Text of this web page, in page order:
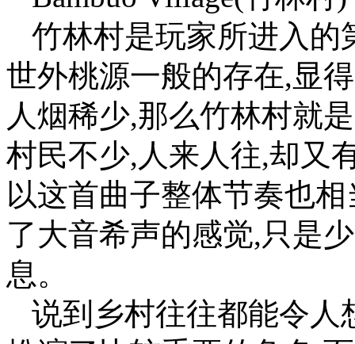
竹林村是玩家所进入的
世外桃源一般的存在,显
人烟稀少,那么竹林村就
村民不少,人来人往,却又
以这首曲子整体节奏也
了大音希声的感觉,只是
息。
说到乡村往往都能令人